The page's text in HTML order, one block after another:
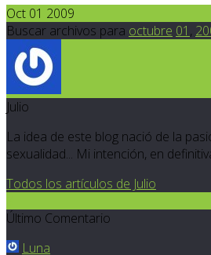
Oct 01 2009
Buscar archivos para octubre 01 ,
Julio
La idea de este blog nació de la
sexualidad... Mi intención, en
Todos los artículos de Julio
Último Comentario
Luna